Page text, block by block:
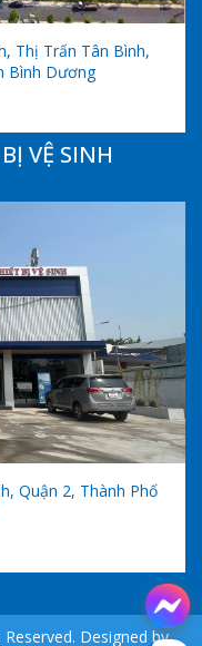
Thị Trấn Tân Bình,
Bình Dương
VỆ SINH
Quận 2, Thành Phố
Designed by